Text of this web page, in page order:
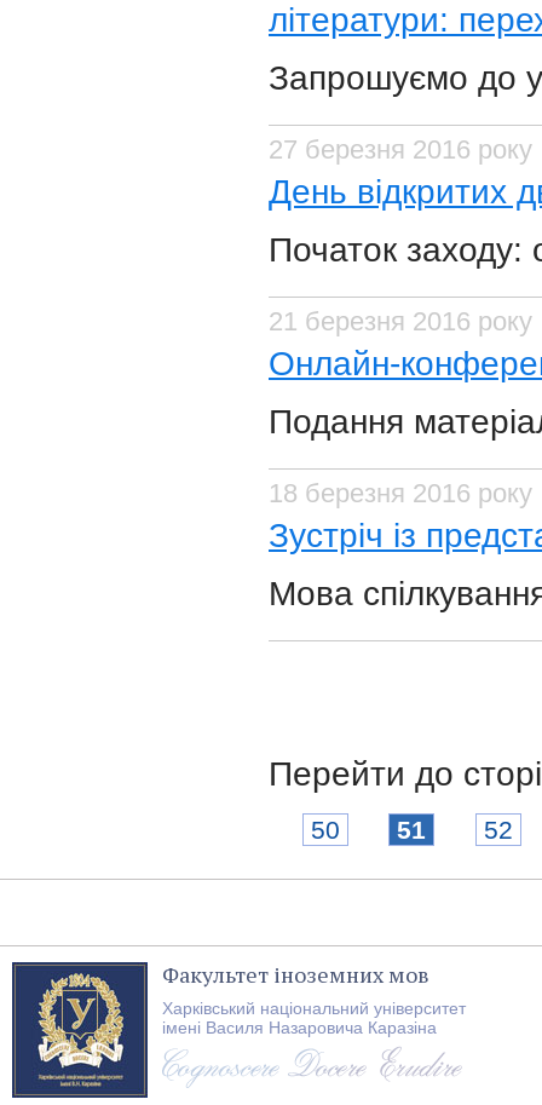
літератури:
Запрошуємо до
27 березня 2016 року
День відкритих
Початок заходу:
21 березня 2016 року
Онлайн-
Подання
18 березня 2016 року
Зустріч із
Мова
Перейти до
50 51 52
Факультет іноземних мов
Харківський національний університет
імені Василя Назаровича Каразіна